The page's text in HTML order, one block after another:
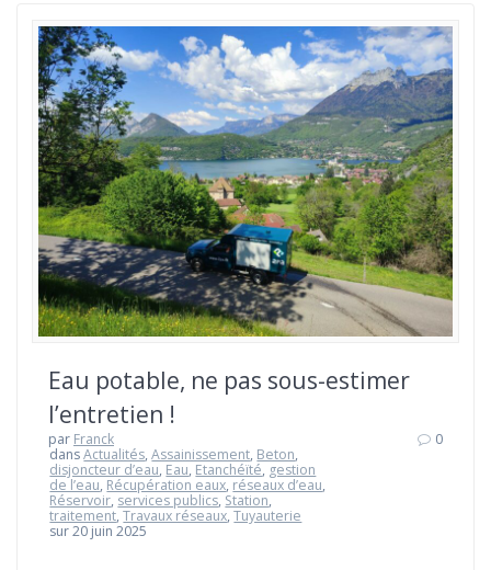
Eau potable, ne pas sous-estimer
l’entretien !
par Franck
dansActualités,Assainissement, Beton,
disjoncteur d’eau, Eau, Etanchéïté, gestion
de l’eau, Récupération eaux, réseaux d’eau,
Réservoir, services publics, Station,
traitement,Travaux réseaux,Tuyauterie
sur 20 juin 2025
0